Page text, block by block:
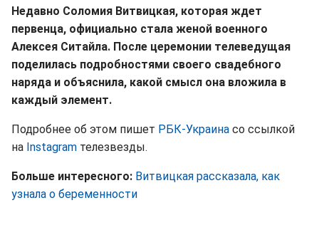
Недавно Соломия Витвицкая, которая ждет
первенца, официально стала женой военного
Алексея Ситайла. После церемонии телеведущая
поделилась подробностями своего свадебного
наряда и объяснила, какой смысл она вложила в
каждый элемент.
Подробнее об этом пишет РБК-Украина со ссылкой
на Instagram телезвезды.
Больше интересного: Витвицкая рассказала, как
узнала о беременности